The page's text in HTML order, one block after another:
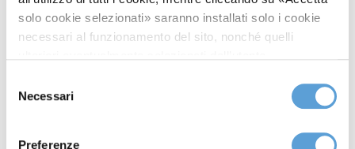
solo cookie selezionati» saranno installati solo i cookie
necessari al funzionamento del sito, nonché quelli
Cliccando su “Rifiuta i cookie”, verranno installati solo i
cookie tecnici. Cliccando su «Mostra dettagli» puoi
vedere nel dettaglio i singoli cookie e le terze parti che
delNecessari
Preferenze
consenso sui
Sessi
one